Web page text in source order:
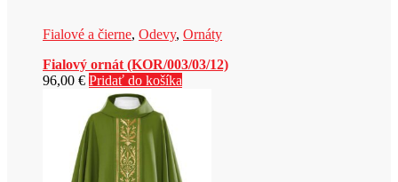
Fialové a čierne, Odevy, Ornáty
Fialový ornát (KOR/003/03/12)
96,00 € Pridať do košíka